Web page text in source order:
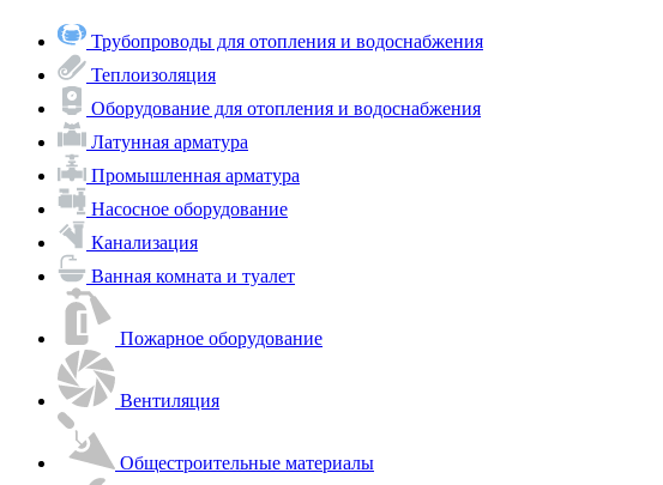
Трубопроводы для отопления и водоснабжения
Теплоизоляция
Оборудование для отопления и водоснабжения
Латунная арматура
Промышленная арматура
Насосное оборудование
Канализация
Ванная комната и туалет
Пожарное оборудование
Вентиляция
Общестроительные материалы